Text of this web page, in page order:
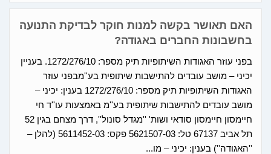
האם תאושר בקשה למנות חוקר לבדיקת התנועה
בחשבונות החברים באגודה?
בפני עוזר האגודות השיתופיות תיק מספר: 1272/276/10. בעניין
יכיני – מושב עובדים להתישבות שיתופית בע''מבפני עוזר
האגודות השיתופיות תיק מספר: 1272/276/10 בענין: יכיני –
מושב עובדים להתישבות שיתופית בע''מ באמצעות עו''ד חי
חיימסון חיימסון סודאי ושות' ''מגדל סונול'', דרך מצחם בגין 52
תל אביב 67137 טל: 5621507-03 פקס: 5611452-03 (להלן –
''האגודה'') בענין: יכיני – מו...